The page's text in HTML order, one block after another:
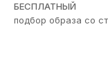
БЕСПЛАТНЫЙ
подбор образа со